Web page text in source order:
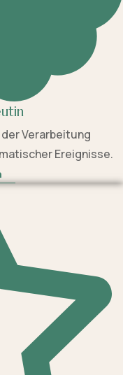
Verarbeitung
Ereignisse.